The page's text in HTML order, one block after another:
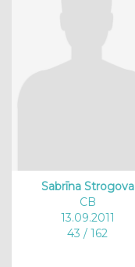
Sabrīna Strogova
CB
13.09.2011
43 / 162